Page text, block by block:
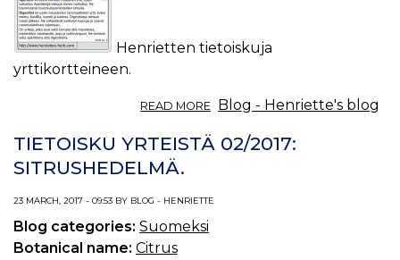
Henrietten tietoiskuja
yrttikortteineen.
READ MORE ABOUT
YRTEISTÄ
03/2017:
DIGESTIIVIT.
Blog - Henriette's blog
TIETOISKU YRTEISTÄ 02/2017:
SITRUSHEDELMÄ.
23 MARCH, 2017 - 09:53 BY BLOG - HENRIETTE
Blog categories: Suomeksi
Botanical name: Citrus